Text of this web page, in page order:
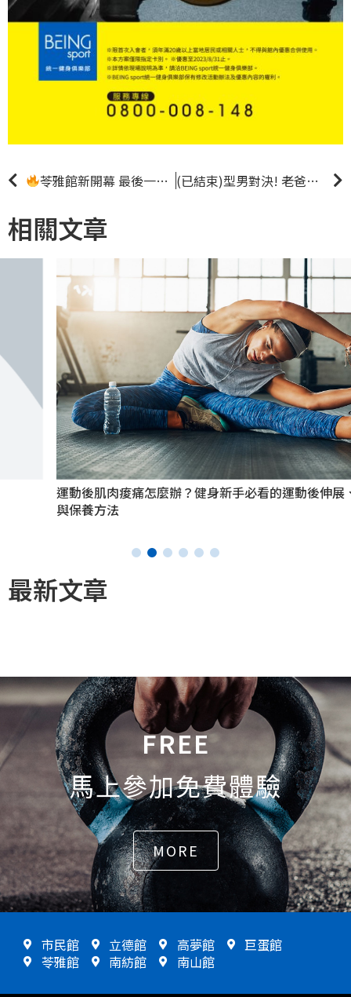
苓雅館新開幕 最後一波預售 ｜教練課程｜ (已結束)型男對決! 老爸 vs
相關文章
運動後肌肉痠痛怎麼辦？健身新手必看的運動後伸展、按摩
與保養方法
最新文章
FREE
馬上參加免費體驗
MORE
市民館 立德館 高夢館
巨蛋館
苓雅館
南紡館 南山館